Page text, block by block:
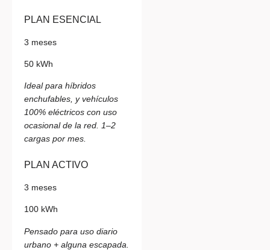
PLAN ESENCIAL
3 meses
50 kWh
Ideal para híbridos
enchufables, y vehículos
100% eléctricos con uso
ocasional de la red. 1–2
cargas por mes.
PLAN ACTIVO
3 meses
100 kWh
Pensado para uso diario
urbano + alguna escapada.